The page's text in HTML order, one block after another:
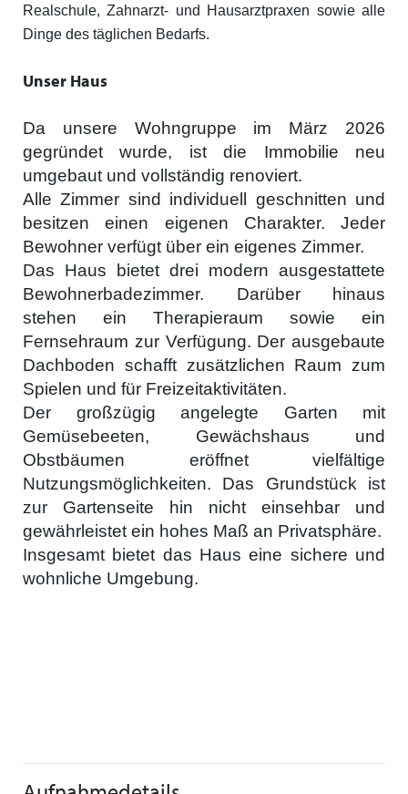
Realschule, Zahnarzt- und Hausarztpraxen sowie alle
Dinge des täglichen Bedarfs.
Unser Haus
Da unsere Wohngruppe im März 2026
gegründet wurde, ist die Immobilie neu
umgebaut und vollständig renoviert.
Alle Zimmer sind individuell geschnitten und
besitzen einen eigenen Charakter. Jeder
Bewohner verfügt über ein eigenes Zimmer.
Das Haus bietet drei modern ausgestattete
Bewohnerbadezimmer. Darüber hinaus
stehen ein Therapieraum sowie ein
Fernsehraum zur Verfügung. Der ausgebaute
Dachboden schafft zusätzlichen Raum zum
Spielen und für Freizeitaktivitäten.
Der großzügig angelegte Garten mit
Gemüsebeeten, Gewächshaus und
Obstbäumen eröffnet vielfältige
Nutzungsmöglichkeiten. Das Grundstück ist
zur Gartenseite hin nicht einsehbar und
gewährleistet ein hohes Maß an Privatsphäre.
Insgesamt bietet das Haus eine sichere und
wohnliche Umgebung.